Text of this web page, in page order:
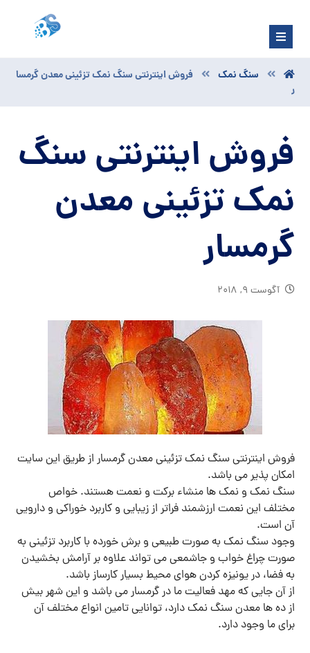
سنگ نمک
فروش اینترنتی سنگ نمک تزئینی معدن گرمسا
ر
فروش اینترنتی سنگ
نمک تزئینی معدن
گرمسار
آگوست ۹, ۲۰۱۸
فروش اینترنتی سنگ نمک تزئینی معدن گرمسار از طریق این سایت
امکان پذیر می باشد.
سنگ نمک و نمک ها منشاء برکت و نعمت هستند. خواص
مختلف این نعمت ارزشمند فراتر از زیبایی و کاربرد خوراکی و دارویی
آن است.
وجود سنگ نمک به صورت طبیعی و برش خورده با کاربرد تزئینی به
صورت چراغ خواب و جاشمعی می تواند علاوه بر آرامش بخشیدن
به فضا، در یونیزه کردن هوای محیط بسیار کارساز باشد.
از آن جایی که مهد فعالیت ما در گرمسار می باشد و این شهر بیش
از ده ها معدن سنگ نمک دارد، توانایی تامین انواع مختلف آن
برای ما وجود دارد.